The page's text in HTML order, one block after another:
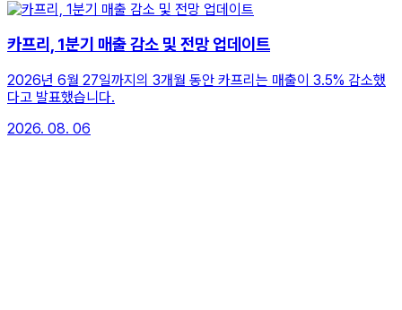
카프리, 1분기 매출 감소 및 전망 업데이트
2026년 6월 27일까지의 3개월 동안 카프리는 매출이 3.5% 감소했
다고 발표했습니다.
2026. 08. 06